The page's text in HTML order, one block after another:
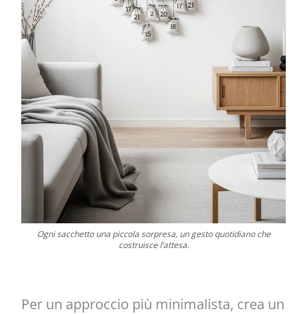
Ogni sacchetto una piccola sorpresa, un gesto quotidiano che
costruisce l’attesa.
Per un approccio più minimalista, crea un